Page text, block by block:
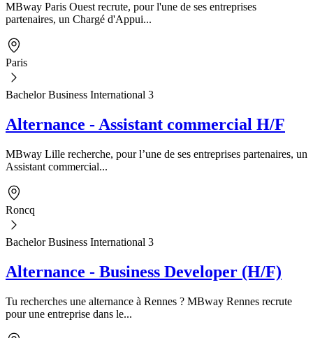
MBway Paris Ouest recrute, pour l'une de ses entreprises
partenaires, un Chargé d'Appui...
Paris
Bachelor Business International 3
Alternance - Assistant commercial H/F
MBway Lille recherche, pour l’une de ses entreprises partenaires, un
Assistant commercial...
Roncq
Bachelor Business International 3
Alternance - Business Developer (H/F)
Tu recherches une alternance à Rennes ? MBway Rennes recrute
pour une entreprise dans le...